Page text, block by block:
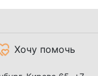
Хочу помочь